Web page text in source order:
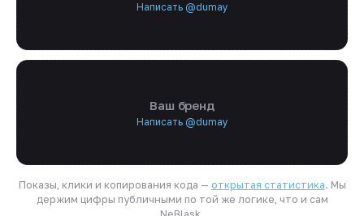
Написать @dumay
Ваш бренд
Написать @dumay
Показы, клики и копирования кода — открытая статистика. Мы
держим цифры публичными по той же логике, что и сам